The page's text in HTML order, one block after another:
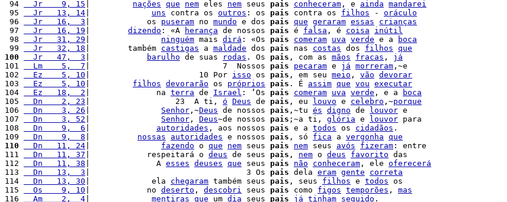
94
  Jr    9, 15
nações que nem eles nem seus pais conheceram , e ainda mandarei
95
  Jr   13, 14
uns contra os outros : os pais contra os filhos - oráculo
96
  Jr   16,  3
|            os puseram no mundo e dos pais que geraram essas
crianças
97
  Jr   16, 19
dizendo : «A herança de nossos pais é falsa , é coisa
inútil
98
  Jr   31, 29
ninguém mais dirá : «Os pais comeram uva verde e a
boca
99
  Jr   32, 18
|        também castigas a maldade dos pais nas costas dos filhos que
100
  Jr   47,  3
barulho de suas rodas . Os pais , com as mãos fracas , já
101
  Lm    5,  7
|                            7  Nossos pais pecaram e já morreram ,~e
102
  Ez    5, 10
|                       10 Por isso os pais , em seu meio , vão devorar
103
  Ez    5, 10
filhos devorarão os próprios pais . É assim que vou executar
104
  Ez   18,  2
|              na terra de Israel : ‘Os pais comeram uva verde , e a
boca
105
  Dn    2, 23
|                  23  A ti, ó Deus de pais , eu louvo e celebro ,~porque
106
  Dn    3, 26
Senhor ,~Deus de nossos pais ,~tu és digno de louvor e
107
  Dn    3, 52
Senhor , Deus~de nossos pais ;~a ti, glória e louvor para
108
  Dn    9,  6
autoridades , aos nossos pais e a todos os cidadãos .
109
  Dn    9,  8
nossas autoridades e nossos pais , só fica a vergonha que
110
  Dn   11, 24
fazendo o que nem seus pais nem seus avós fizeram : entre
111
  Dn   11, 37
|            respeitará o deus de seus pais , nem o deus favorito das
112
  Dn   11, 38
|              A esses deuses que seus pais não conheceram , ele oferecerá
113
  Dn   13,  3
|                                 3 Os pais dela eram gente
correta
114
  Dn   13, 30
|             ela chegaram também seus pais , seus filhos e todos os
115
  Os    9, 10
|            no deserto , descobri seus pais como figos temporões , mas
116
  Am    2,  4
mentiras que um dia seus pais já tinham seguido .